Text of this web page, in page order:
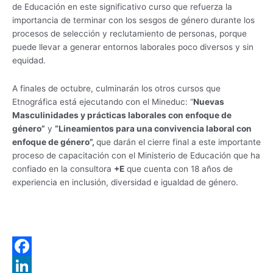
de Educación en este significativo curso que refuerza la
importancia de terminar con los sesgos de género durante los
procesos de selección y reclutamiento de personas, porque
puede llevar a generar entornos laborales poco diversos y sin
equidad.
A finales de octubre, culminarán los otros cursos que
Etnográfica está ejecutando con el Mineduc: “Nuevas
Masculinidades y prácticas laborales con enfoque de
género” y “Lineamientos para una convivencia laboral con
enfoque de género”, que darán el cierre final a este importante
proceso de capacitación con el Ministerio de Educación que ha
confiado en la consultora +E que cuenta con 18 años de
experiencia en inclusión, diversidad e igualdad de género.
F